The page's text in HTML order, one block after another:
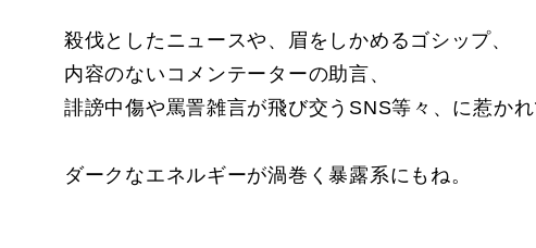
殺伐としたニュースや、眉をしかめるゴシップ、
内容のないコメンテーターの助言、
誹謗中傷や罵詈雑言が飛び交うSNS等々、に惹かれ
ダークなエネルギーが渦巻く暴露系にもね。